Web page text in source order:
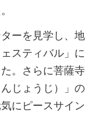
ーを見学し、地
スティバル」に
。さらに菩薩寺
じょうじ）」の
にピースサイン